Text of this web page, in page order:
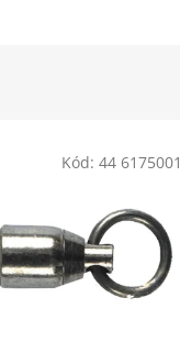
Kód: 44 6175001